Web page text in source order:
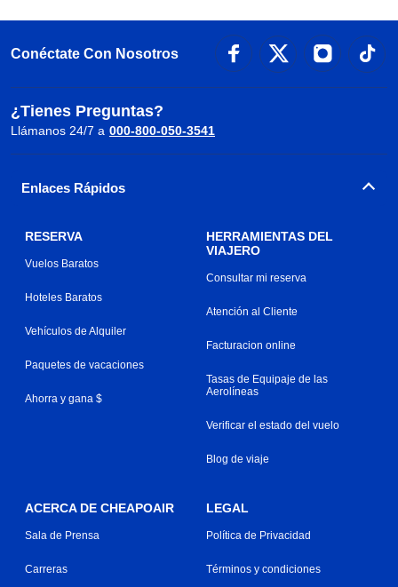
Conéctate Con Nosotros
¿Tienes Preguntas?
Llámanos 24/7 a 000-800-050-3541
Enlaces Rápidos
RESERVA
Vuelos Baratos
Hoteles Baratos
Vehículos de Alquiler
Paquetes de vacaciones
Ahorra y gana $
HERRAMIENTAS DEL
VIAJERO
Consultar mi reserva
Atención al Cliente
Facturacion online
Tasas de Equipaje de las
Aerolíneas
Verificar el estado del vuelo
Blog de viaje
ACERCA DE CHEAPOAIR
Sala de Prensa
Carreras
LEGAL
Política de Privacidad
Términos y condiciones